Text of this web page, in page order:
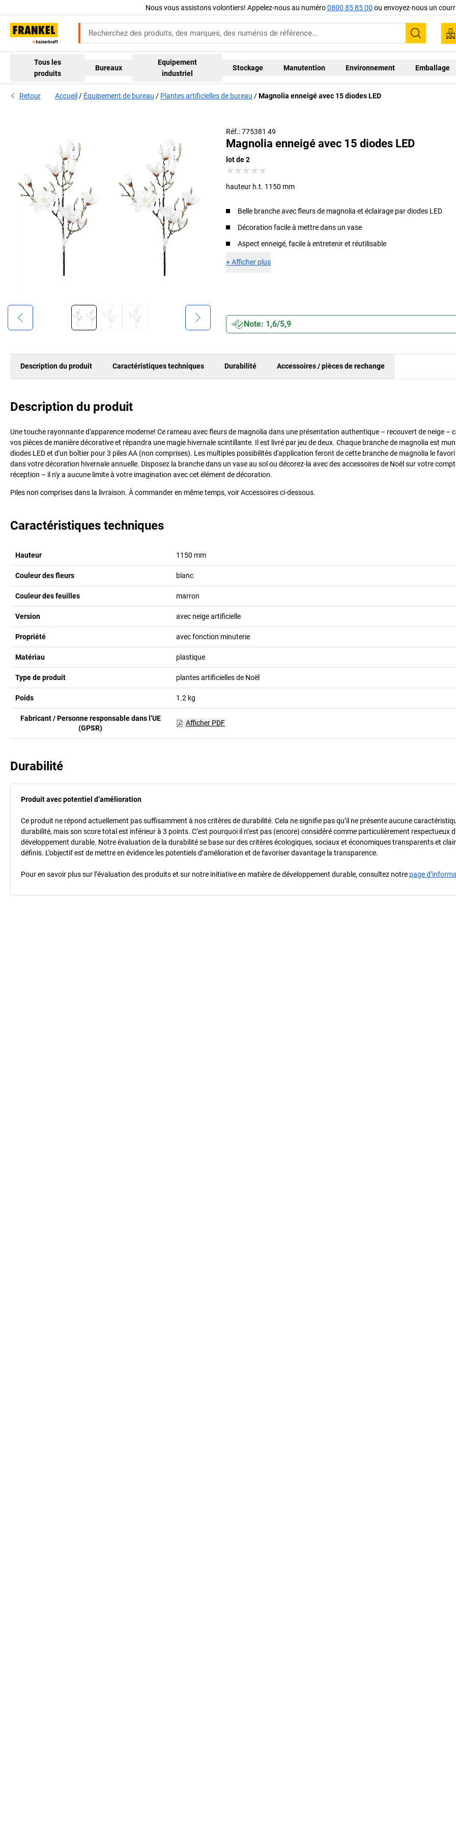
Nous vous assistons volontiers! Appelez-nous au numéro0800 85 85 00 ou envoyez-nous un
Tous les
produits
Bureaux
Equipement
industriel
Stockage Manutention Environnement Emballage
Retour Accueil Équipement de bureau Plantes artificielles de bureau Magnolia enneigé avec 15 diodes LED
Réf.: 775381 49
Magnolia enneigé avec 15 diodes LED
lot de 2
hauteur h.t. 1150 mm
Belle branche avec fleurs de magnolia et éclairage par diodes LED
Décoration facile à mettre dans un vase
Aspect enneigé, facile à entretenir et réutilisable
+Afficher plus
Note: 1,6/5,9
Description du produit Caractéristiques techniques Durabilité Accessoires / pièces de rechange
Description du produit
Une touche rayonnante d'apparence moderne! Ce rameau avec fleurs de magnolia dans une présentation authentique – recouvert de neige –
vos pièces de manière décorative et répandra une magie hivernale scintillante. Il est livré par jeu de deux. Chaque branche de magnolia est
diodes LED et d'un boîtier pour 3 piles AA (non comprises). Les multiples possibilités d'application feront de cette branche de magnolia le
dans votre décoration hivernale annuelle. Disposez la branche dans un vase au sol ou décorez-la avec des accessoires de Noël sur votre
réception – il n'y a aucune limite à votre imagination avec cet élément de décoration.
Piles non comprises dans la livraison. À commander en même temps, voir Accessoires ci-dessous.
Caractéristiques techniques
Hauteur 1150 mm
Couleur des fleurs blanc
Couleur des feuilles marron
Version avec neige artificielle
Propriété avec fonction minuterie
Matériau plastique
Type de produit plantes artificielles de Noël
Poids 1.2 kg
Fabricant / Personne responsable dans l’UE
(GPSR)
Afficher PDF
Durabilité
Produit avec potentiel d’amélioration
Ce produit ne répond actuellement pas suffisamment à nos critères de durabilité. Cela ne signifie pas qu’il ne présente aucune
durabilité, mais son score total est inférieur à 3 points. C’est pourquoi il n’est pas (encore) considéré comme particulièrement respectueux
développement durable. Notre évaluation de la durabilité se base sur des critères écologiques, sociaux et économiques transparents et
définis. L’objectif est de mettre en évidence les potentiels d’amélioration et de favoriser davantage la transparence.
Pour en savoir plus sur l’évaluation des produits et sur notre initiative en matière de développement durable, consultez notre page